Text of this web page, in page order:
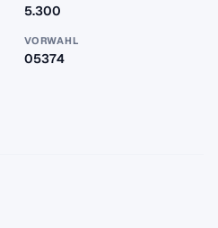
5.300
VORWAHL
05374